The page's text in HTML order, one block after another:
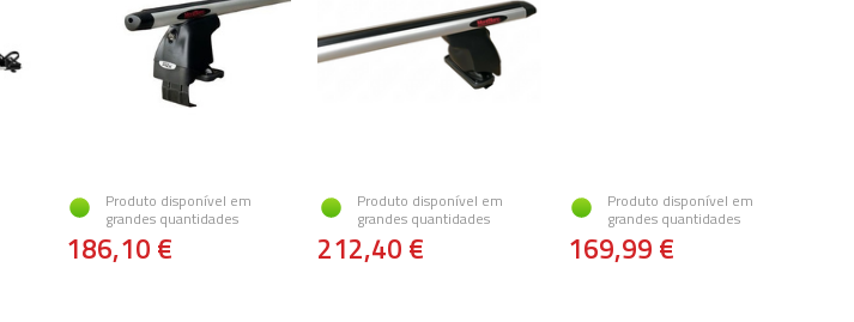
Produto disponível em
grandes quantidades
186,10 €
Produto disponível em
grandes quantidades
212,40 €
Produto disponível em
grandes quantidades
169,99 €